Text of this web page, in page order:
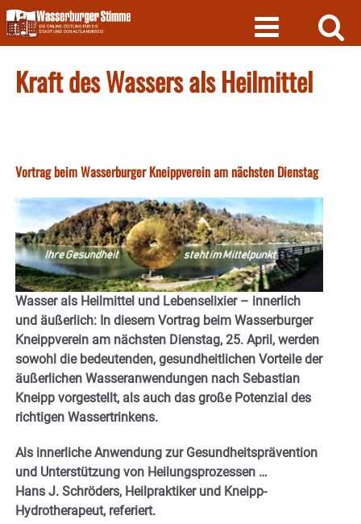
Skip
to
content
Kraft des Wassers als Heilmittel
Vortrag beim Wasserburger Kneippverein am nächsten Dienstag
Wasser als Heilmittel und Lebenselixier – innerlich
und äußerlich: In diesem Vortrag beim Wasserburger
Kneippverein am nächsten Dienstag, 25. April, werden
sowohl die bedeutenden, gesundheitlichen Vorteile der
äußerlichen Wasseranwendungen nach Sebastian
Kneipp vorgestellt, als auch das große Potenzial des
richtigen Wassertrinkens.
Als innerliche Anwendung zur Gesundheitsprävention
und Unterstützung von Heilungsprozessen …
Hans J. Schröders, Heilpraktiker und Kneipp-
Hydrotherapeut, referiert.